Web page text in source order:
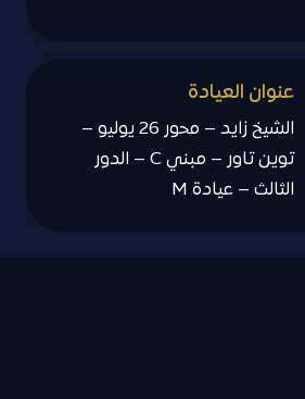
عنوان العيادة
الشيخ زايد – محور 26 يوليو –
توين تاور – مبني C – الدور
الثالث – عيادة M